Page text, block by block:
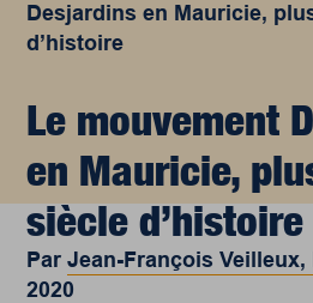
Desjardins en Mauricie,
d’histoire
Le mouvement
en Mauricie,
siècle d’histoire
ParJean-François
2020